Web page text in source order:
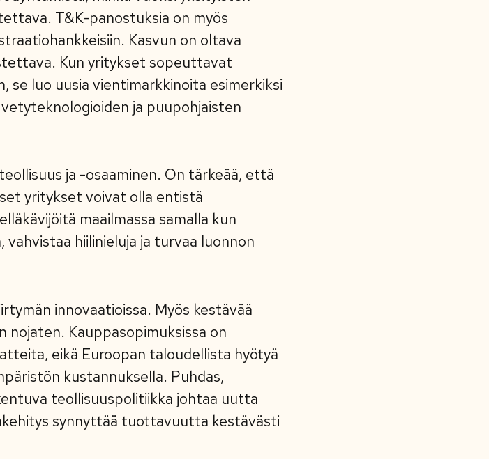
T&K-panostuksia on myös
Kasvun on oltava
Kun yritykset sopeuttavat
se luo uusia vientimarkkinoita esimerkiksi
ja puupohjaisten
ja -osaaminen. On tärkeää, että
yritykset voivat olla entistä
maailmassa samalla kun
hiilinieluja ja turvaa luonnon
innovaatioissa. Myös kestävää
Kauppasopimuksissa on
eikä Euroopan taloudellista hyötyä
kustannuksella. Puhdas,
teollisuuspolitiikka johtaa uutta
synnyttää tuottavuutta kestävästi